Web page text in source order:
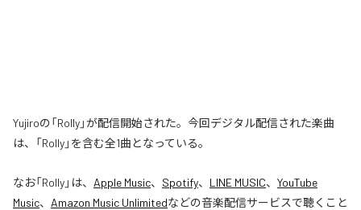
Yujiroの「Rolly」が配信開始された。今回デジタル配信された楽曲
は、「Rolly」を含む全1曲となっている。
なお「Rolly」は、 Apple Music、 Spotify、 LINE MUSIC、 YouTube
Music、 Amazon Music Unlimitedなどの音楽配信サービスで聴くこと